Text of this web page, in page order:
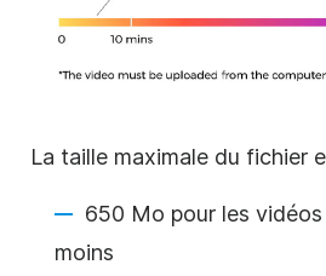
La taille maximale du fichier
650 Mo pour les
moins